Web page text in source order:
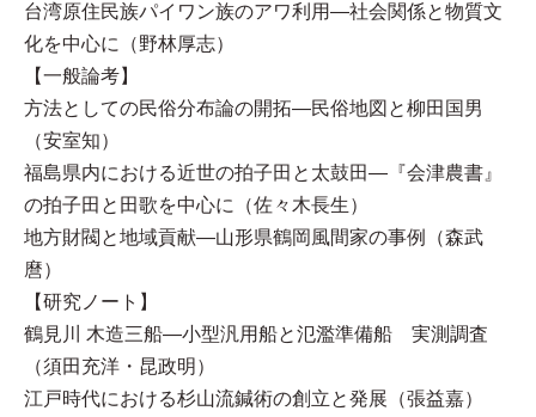
台湾原住民族パイワン族のアワ利用—社会関係と物質文
化を中心に（野林厚志）
【一般論考】
方法としての民俗分布論の開拓—民俗地図と柳田国男
（安室知）
福島県内における近世の拍子田と太鼓田—『会津農書』
の拍子田と田歌を中心に（佐々木長生）
地方財閥と地域貢献—山形県鶴岡風間家の事例（森武
麿）
【研究ノート】
鶴見川 木造三船—小型汎用船と氾濫準備船 実測調査
（須田充洋・昆政明）
江戸時代における杉山流鍼術の創立と発展（張益嘉）